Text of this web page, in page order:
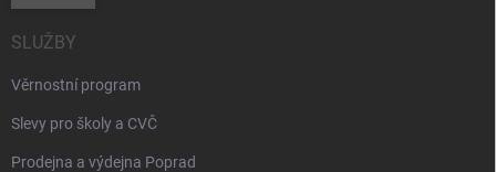
SLUŽBY
Věrnostní program
Slevy pro školy a CVČ
Prodejna a výdejna Poprad